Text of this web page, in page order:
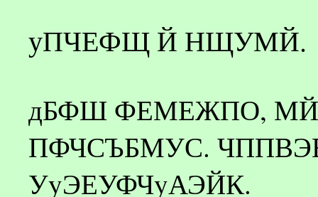
уПЧЕФЩ Й НЩУМЙ.
дБФШ ФЕМЕЖПО,
ПФЧСЪБМУС.
УyЭЕУФЧyАЭЙК.